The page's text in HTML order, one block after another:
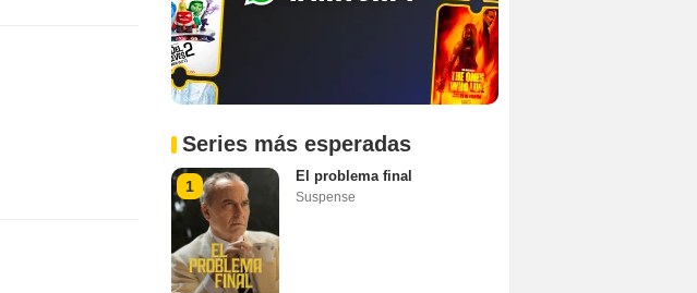
Series más esperadas
1
El problema final
Suspense